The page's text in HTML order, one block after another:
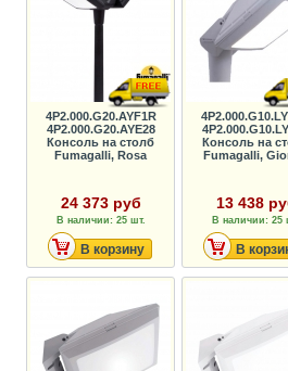
4P2.000.G20.AYF1R
4P2.000.G20.AYE28
Консоль на столб
Fumagalli, Rosa
24 373 руб
В наличии: 25 шт.
В корзину
Консоль на
Fumagalli,
13 438
В наличии: 25
В